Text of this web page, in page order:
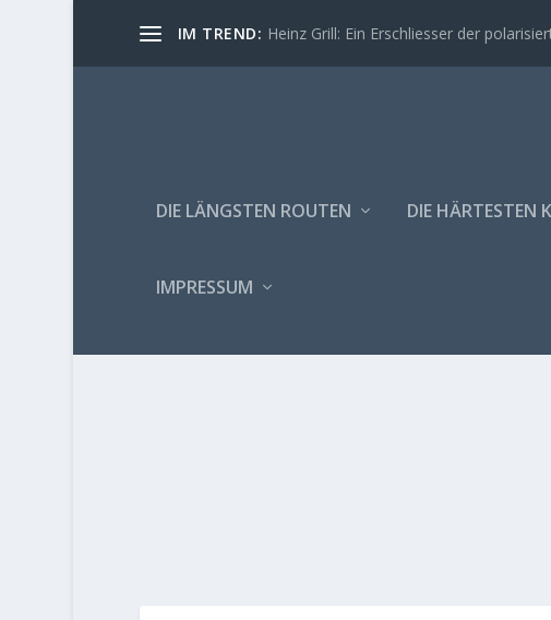
IM TREND: Heinz Grill: Ein Erschliesser der
DIE LÄNGSTEN ROUTEN DIE HÄRTESTEN
IMPRESSUM